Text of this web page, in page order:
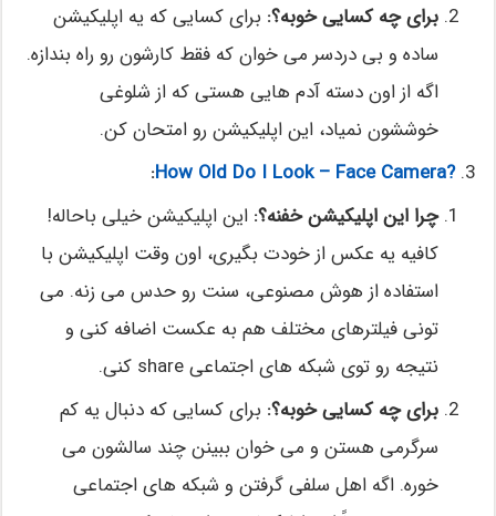
برای چه کسایی خوبه؟: برای کسایی که یه اپلیکیشن
ساده و بی دردسر می خوان که فقط کارشون رو راه بندازه.
اگه از اون دسته آدم هایی هستی که از شلوغی
خوششون نمیاد، این اپلیکیشن رو امتحان کن.
?How Old Do I Look – Face Camera
:
چرا این اپلیکیشن خفنه؟: این اپلیکیشن خیلی باحاله!
کافیه یه عکس از خودت بگیری، اون وقت اپلیکیشن با
استفاده از هوش مصنوعی، سنت رو حدس می زنه. می
تونی فیلترهای مختلف هم به عکست اضافه کنی و
نتیجه رو توی شبکه های اجتماعی share کنی.
برای چه کسایی خوبه؟: برای کسایی که دنبال یه کم
سرگرمی هستن و می خوان ببینن چند سالشون می
خوره. اگه اهل سلفی گرفتن و شبکه های اجتماعی